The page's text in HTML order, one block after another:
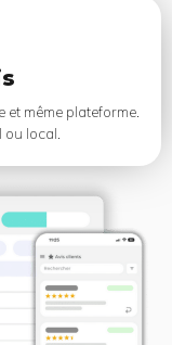
même plateforme.
local.